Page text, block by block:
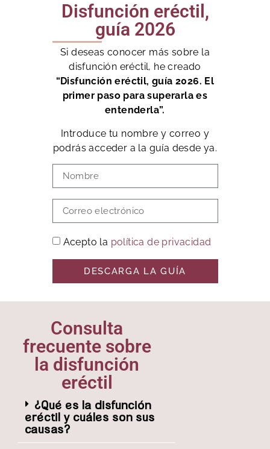
Disfunción eréctil,
guía 2026
Si deseas conocer más sobre la
disfunción eréctil, he creado
“Disfunción eréctil, guía 2026. El
primer paso para superarla es
entenderla”.
Introduce tu nombre y correo y
podrás acceder a la guía desde ya.
Acepto la política de privacidad
DESCARGA LA GUÍA
Consulta
frecuente sobre
la disfunción
eréctil
¿Qué es la disfunción
eréctil y cuáles son sus
causas?